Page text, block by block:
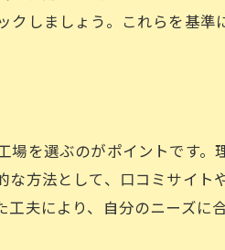
しましょう。これらを基
を選ぶのがポイントです
方法として、口コミサイ
夫により、自分のニーズに